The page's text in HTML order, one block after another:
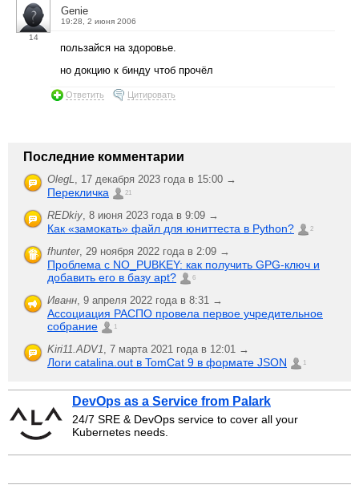
14
Genie
19:28, 2 июня 2006
пользайся на здоровье.
но докцию к бинду чтоб прочёл
Ответить Цитировать
Последние комментарии
OlegL, 17 декабря 2023 года в 15:00 →
Перекличка 21
REDkiy, 8 июня 2023 года в 9:09 →
Как «замокать» файл для юниттеста в Python? 2
fhunter, 29 ноября 2022 года в 2:09 →
Проблема с NO_PUBKEY: как получить GPG-ключ и
добавить его в базу apt?
6
Иванн, 9 апреля 2022 года в 8:31 →
Ассоциация РАСПО провела первое учредительное
собрание
1
Kiri11.ADV1, 7 марта 2021 года в 12:01 →
Логи catalina.out в TomCat 9 в формате JSON 1
DevOps as a Service from Palark
24/7 SRE & DevOps service to cover all your
Kubernetes needs.